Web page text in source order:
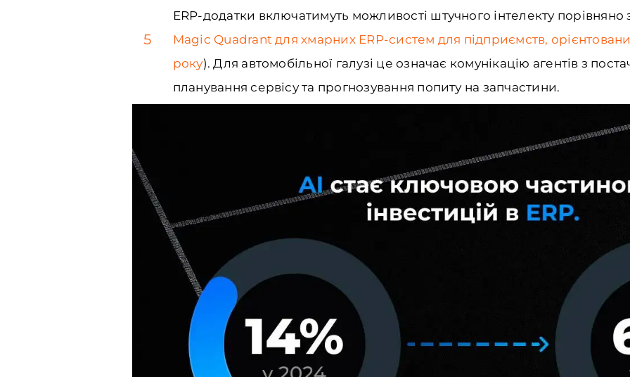
5
ERP-додатки включатимуть можливості штучного інтелекту порівняно
Magic Quadrant для хмарних ERP-систем для підприємств,
року). Для автомобільної галузі це означає комунікацію агентів з
планування сервісу та прогнозування попиту на запчастини.